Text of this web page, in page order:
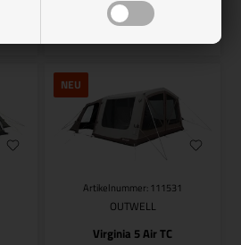
Auf Lager, bereit für den
NEU
Artikelnummer: 111531
OUTWELL
Virginia 5 Air TC